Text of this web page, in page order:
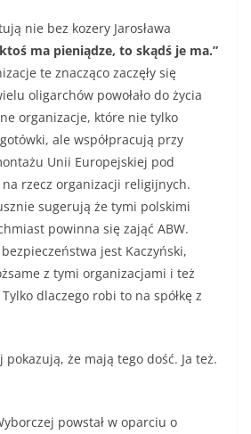
nie bez kozery Jarosława
ma pieniądze, to skądś je ma.”
te znacząco zaczęły się
oligarchów powołało do życia
organizacje, które nie tylko
ale współpracują przy
Unii Europejskiej pod
na rzecz organizacji religijnych.
sugerują że tymi polskimi
powinna się zająć ABW.
jest Kaczyński,
z tymi organizacjami i też
dlaczego robi to na spółkę z
pokazują, że mają tego dość. Ja też.
powstał w oparciu o